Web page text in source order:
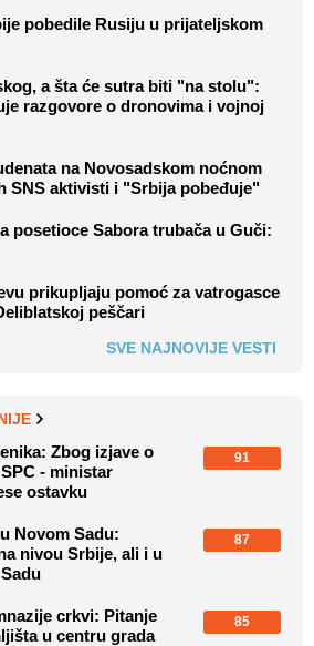
pobedile Rusiju u prijateljskom
a šta će sutra biti "na stolu":
razgovore o dronovima i vojnoj
na Novosadskom noćnom
SNS aktivisti i "Srbija pobeđuje"
posetioce Sabora trubača u Guči:
prikupljaju pomoć za vatrogasce
peščari
SVE NAJNOVIJE VESTI
Zbog izjave o
- ministar
ostavku
91
Novom Sadu:
nivou Srbije, ali i u
87
crkvi: Pitanje
u centru grada
85